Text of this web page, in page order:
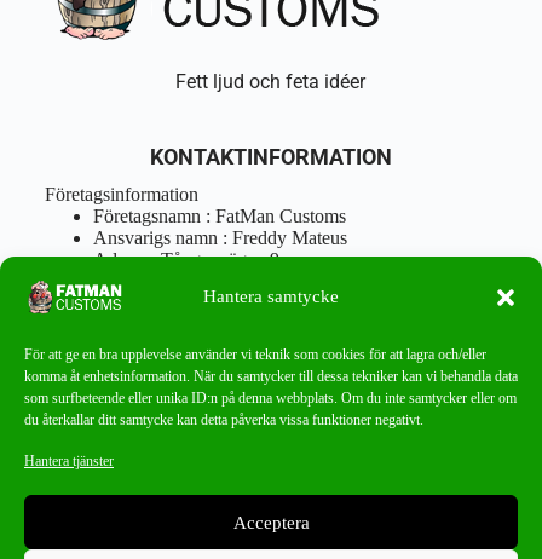
Hantera samtycke
För att ge en bra upplevelse använder vi teknik som cookies för att lagra och/eller
komma åt enhetsinformation. När du samtycker till dessa tekniker kan vi behandla data
som surfbeteende eller unika ID:n på denna webbplats. Om du inte samtycker eller om
du återkallar ditt samtycke kan detta påverka vissa funktioner negativt.
Hantera tjänster
Acceptera
Fett ljud och feta idéer
KONTAKTINFORMATION
Företagsinformation
Företagsnamn : FatMan Customs
Ansvarigs namn : Freddy Mateus
Adress : Tångenvägen 9
Postnr : 417 46 Göteborg
Tel : 0762919666
info@fatmancustoms.se
Mån – Fre 10:00 – 18:00
Lör -11:00 – 15:00
Missa aldrig ett bra erbjudande!